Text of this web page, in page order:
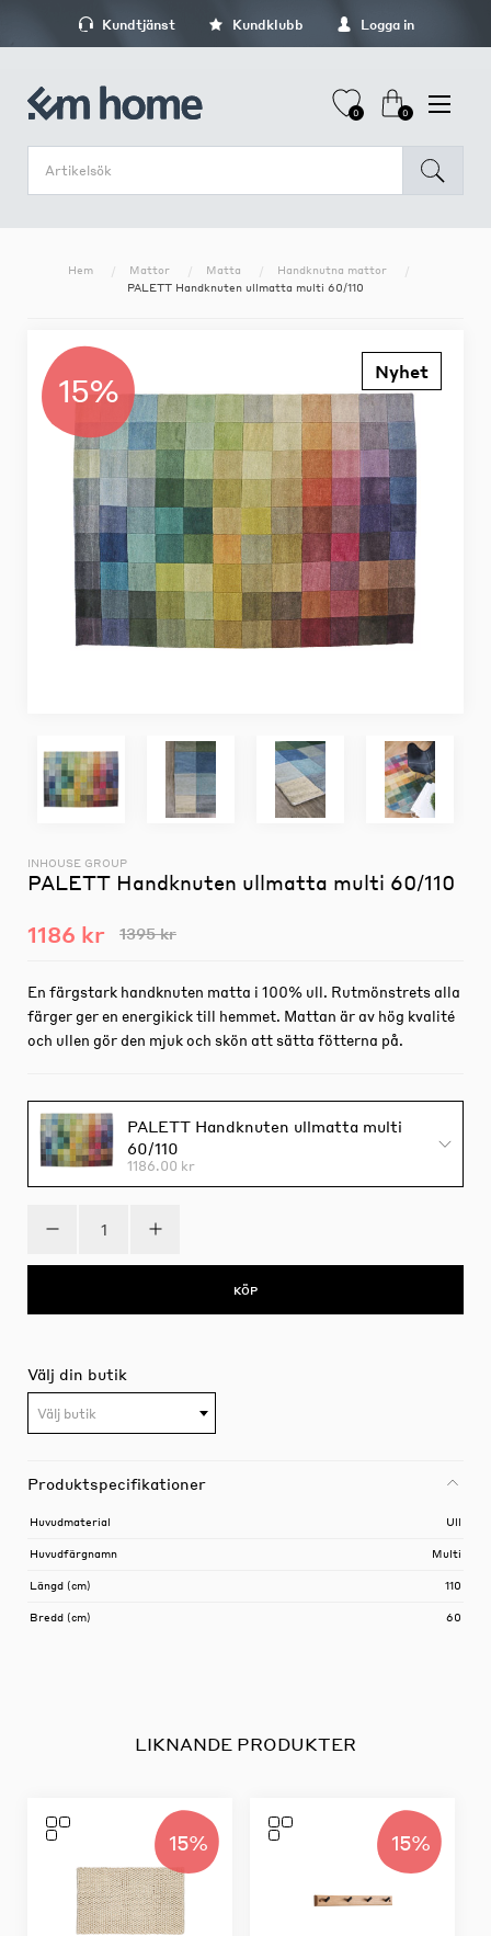
Kundtjänst Kundklubb Logga in
0 0
Hem Mattor Matta
Handknutna mattor
PALETT Handknuten ullmatta multi 60/110
15% Nyhet
INHOUSE GROUP
PALETT Handknuten ullmatta multi 60/110
1186 kr 1395 kr
En färgstark handknuten matta i 100% ull. Rutmönstrets alla
färger ger en energikick till hemmet. Mattan är av hög kvalité
och ullen gör den mjuk och skön att sätta fötterna på.
PALETT Handknuten ullmatta multi
60/110
1186.00 kr
KÖP
Välj din butik
Välj butik
Produktspecifikationer
Huvudmaterial Ull
Huvudfärgnamn Multi
Längd (cm) 110
Bredd (cm) 60
LIKNANDE PRODUKTER
15% 15%